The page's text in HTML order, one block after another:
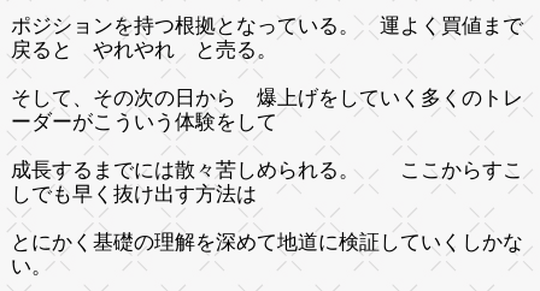
ポジションを持つ根拠となっている。 運よく買値まで
戻ると やれやれ と売る。
そして、その次の日から 爆上げをしていく多くのトレ
ーダーがこういう体験をして
成長するまでには散々苦しめられる。 ここからすこ
しでも早く抜け出す方法は
とにかく基礎の理解を深めて地道に検証していくしかな
い。